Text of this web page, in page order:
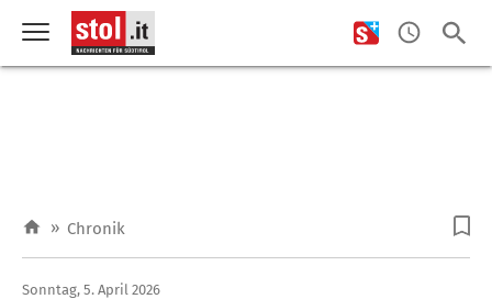
» Chronik
Sonntag, 5. April 2026